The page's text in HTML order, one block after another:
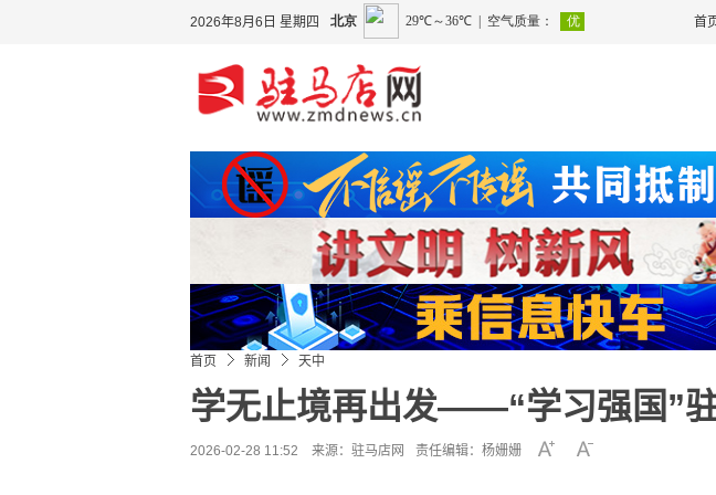
2026年8月6日 星期四 首
首页 新闻 天中
学无止境再出发——“学习强国”
2026-02-28 11:52 来源： 驻马店网 责任编辑：杨姗姗